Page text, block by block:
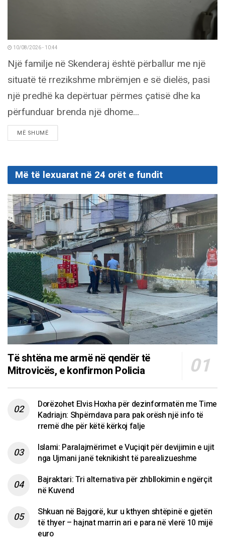
10/08/2026 - 10:44
Një familje në Skenderaj është përballur me një
situatë të rrezikshme mbrëmjen e së dielës, pasi
një predhë ka depërtuar përmes çatisë dhe ka
përfunduar brenda një dhome...
MË SHUMËDETAILS
Më të lexuarat në 24 orët e fundit
Të shtëna me armë në qendër të
Mitrovicës, e konfirmon Policia
Dorëzohet Elvis Hoxha për dezinformatën me Time
Kadriajn: Shpërndava para pak orësh një info të
rremë dhe për këtë kërkoj falje
Islami: Paralajmërimet e Vuçiqit për devijimin e ujit
nga Ujmani janë teknikisht të parealizueshme
Bajraktari: Tri alternativa për zhbllokimin e ngërçit
në Kuvend
Shkuan në Bajgorë, kur u kthyen shtëpinë e gjetën
të thyer – hajnat marrin ari e para në vlerë 10 mijë
euro